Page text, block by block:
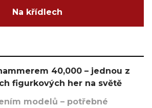
Na křídlech
40,000 – jednou z
figurkových her na světě
modelů – potřebné